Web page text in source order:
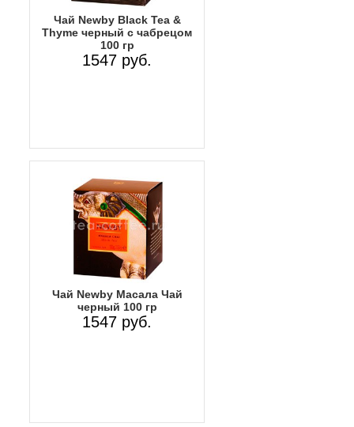
Чай Newby Black Tea &
Thyme черный с чабрецом
100 гр
1547 руб.
Чай Newby Масала Чай
черный 100 гр
1547 руб.